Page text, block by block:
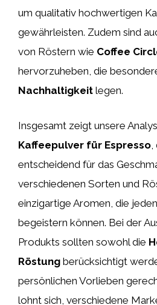
um qualitativ hochwertigen
gewährleisten. Zudem sind
von Röstern wie Coffee
hervorzuheben, die
Nachhaltigkeit legen.
Insgesamt zeigt unsere
Kaffeepulver für Espresso
entscheidend für das
verschiedenen Sorten und
einzigartige Aromen, die
begeistern können. Bei der
Produkts sollten sowohl die
Röstung berücksichtigt
persönlichen Vorlieben
lohnt sich, verschiedene